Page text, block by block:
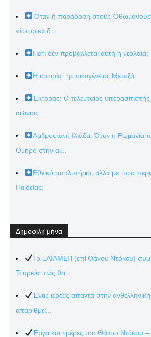
Ὅταν ἡ παράδοση στούς Ὀθωμανούς
«ἱστορικό δ...
Γιατί δέν προβάλλεται αὐτή ἡ νεολαία;
Η ιστορία της οικογένειας Μεταξά.
Έκτορας: Ο τελευταίος υπερασπιστής
αιώνιος...
Αμβροσιανή Ιλιάδα: Όταν η Ρωμανία
Όμηρο στην αι...
Εθνικό απολυτήριο, αλλά με ποιο
Παιδείας;
Δημοφιλή μήνα
Το ΕΛΙΑΜΕΠ (επί Θάνου Ντόκου)
Τουρκία πώς θα...
Ένας ιερέας απαντά στην
απαριθμεί...
Έργα και ημέρες του Θάνου Ντόκου